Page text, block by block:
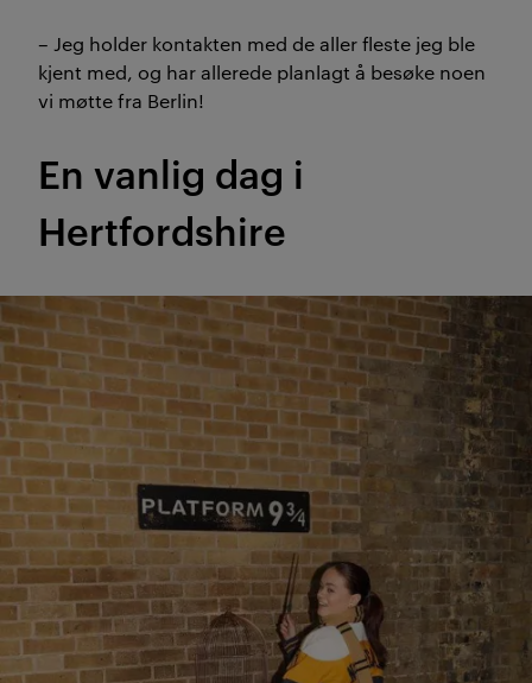
– Jeg holder kontakten med de aller fleste jeg ble
kjent med, og har allerede planlagt å besøke noen
vi møtte fra Berlin!
En vanlig dag i
Hertfordshire